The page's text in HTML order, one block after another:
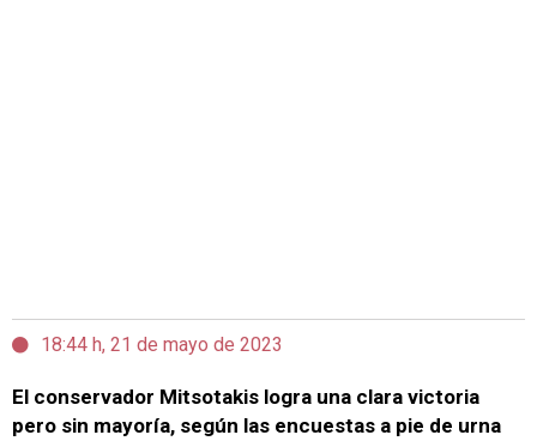
18:44 h, 21 de mayo de 2023
El conservador Mitsotakis logra una clara victoria
pero sin mayoría, según las encuestas a pie de urna